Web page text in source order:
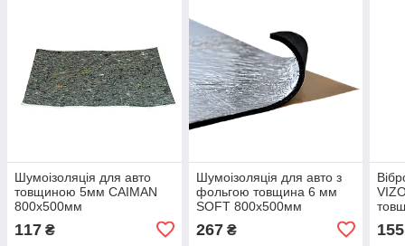
Шумоізоляція для авто
товщиною 5мм CAIMAN
800х500мм
117 ₴
Шумоізоляція для авто з
фольгою товщина 6 мм
SOFT 800х500мм
267₴ 155